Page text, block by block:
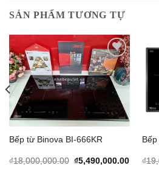
SẢN PHẨM TƯƠNG TỰ
Add to
Wishlist
Bếp từ Binova BI-666KR
₫18,000,000.00 Original
price
₫5,490,000.00Current
₫